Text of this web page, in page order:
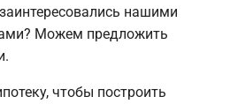
нашими
Можем предложить
чтобы построить